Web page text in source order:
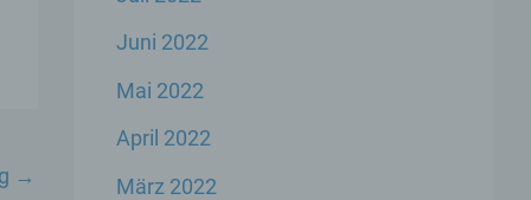
→
Juni 2022
Mai 2022
April 2022
März 2022